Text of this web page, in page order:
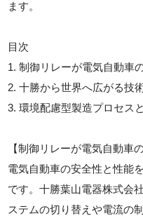
ます。
目次
1. 制御リレーが電気自動車
2. 十勝から世界へ広がる技
3. 環境配慮型製造プロセス
【制御リレーが電気自動車
電気自動車の安全性と性能
です。十勝葉山電器株式会
ステムの切り替えや電流の